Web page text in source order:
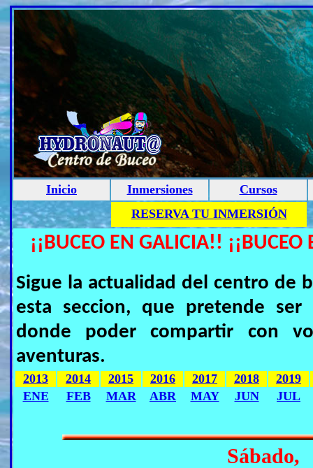
Inicio Inmersiones
Cursos
RESERVA TU INMERSIÓN
¡¡BUCEO EN GALICIA!!
Sigue la actualidad del centro de
esta seccion, que pretende
donde poder compartir con
aventuras.
2013 2014 2015 2016 2017 2018
2019
ENE
FEB MAR ABR MAY JUN JUL